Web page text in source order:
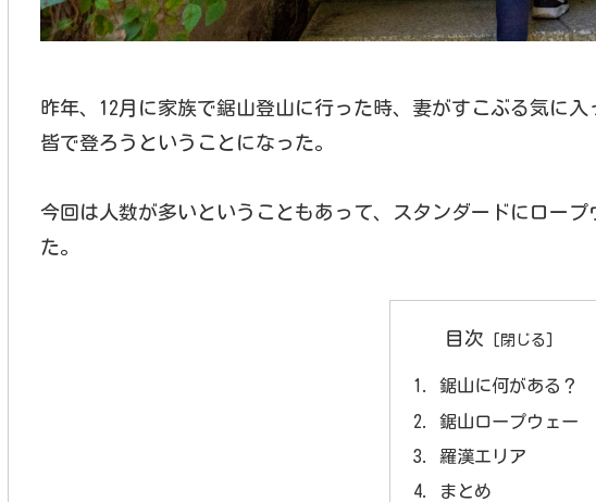
昨年、12月に家族で鋸山登山に行った時、妻がすこぶる気に
皆で登ろうということになった。
今回は人数が多いということもあって、スタンダードにロー
た。
目次
鋸山に何がある？
鋸山ロープウェー
羅漢エリア
まとめ